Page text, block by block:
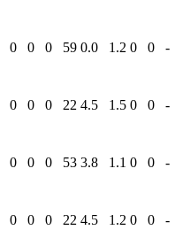
0 0 0 59 0.0 1.2 0 0
-
0 0 0 22 4.5 1.5 0 0
-
0 0 0 53 3.8 1.1 0 0
-
0 0 0 22 4.5 1.2 0 0
-